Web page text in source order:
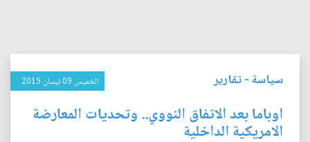
سياسة-تقارير الخميس 09 نيسان 2015
اوباما بعد الاتفاق النووي.. وتحديات المعارضة
الامريكية الداخلية